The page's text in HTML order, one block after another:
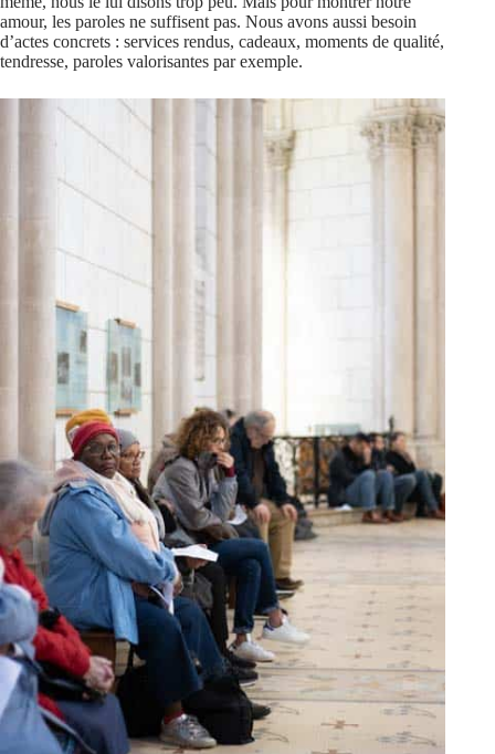
amour, les paroles ne suffisent pas. Nous avons aussi besoin
d’actes concrets : services rendus, cadeaux, moments de qualité,
tendresse, paroles valorisantes par exemple.